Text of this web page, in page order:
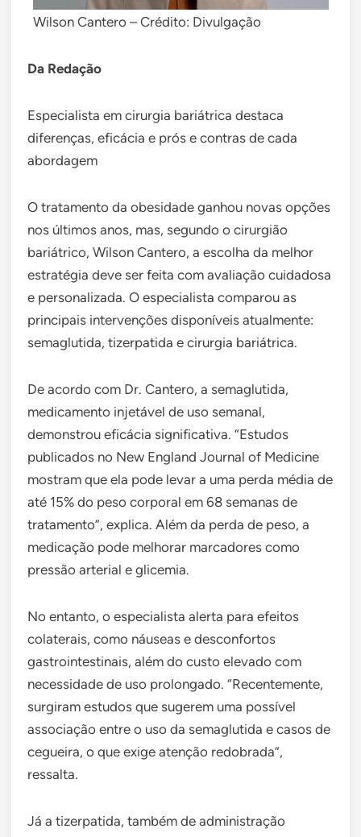
Wilson Cantero – Crédito: Divulgação
Da Redação
Especialista em cirurgia bariátrica destaca
diferenças, eficácia e prós e contras de cada
abordagem
O tratamento da obesidade ganhou novas opções
nos últimos anos, mas, segundo o cirurgião
bariátrico, Wilson Cantero, a escolha da melhor
estratégia deve ser feita com avaliação cuidadosa
e personalizada. O especialista comparou as
principais intervenções disponíveis atualmente:
semaglutida, tizerpatida e cirurgia bariátrica.
De acordo com Dr. Cantero, a semaglutida,
medicamento injetável de uso semanal,
demonstrou eficácia significativa. “Estudos
publicados no New England Journal of Medicine
mostram que ela pode levar a uma perda média de
até 15% do peso corporal em 68 semanas de
tratamento”, explica. Além da perda de peso, a
medicação pode melhorar marcadores como
pressão arterial e glicemia.
No entanto, o especialista alerta para efeitos
colaterais, como náuseas e desconfortos
gastrointestinais, além do custo elevado com
necessidade de uso prolongado. “Recentemente,
surgiram estudos que sugerem uma possível
associação entre o uso da semaglutida e casos de
cegueira, o que exige atenção redobrada”,
ressalta.
Já a tizerpatida, também de administração